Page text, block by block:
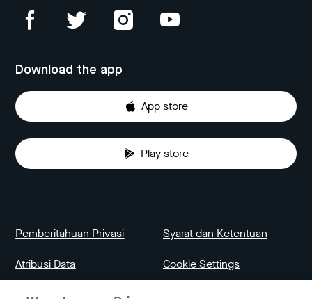
Download the app
App store
Play store
Pemberitahuan Privasi Syarat dan Ketentuan
Atribusi Data Cookie Settings